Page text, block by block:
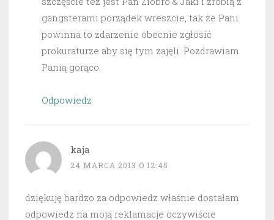
gangsterami porządek wreszcie, tak że Pani
powinna to zdarzenie obecnie zgłosić
prokuraturze aby się tym zajęli. Pozdrawiam
Panią gorąco.
Odpowiedz
kaja
24 MARCA 2013 O 12:45
dziękuję bardzo za odpowiedz właśnie dostałam
odpowiedz na moją reklamacje oczywiście